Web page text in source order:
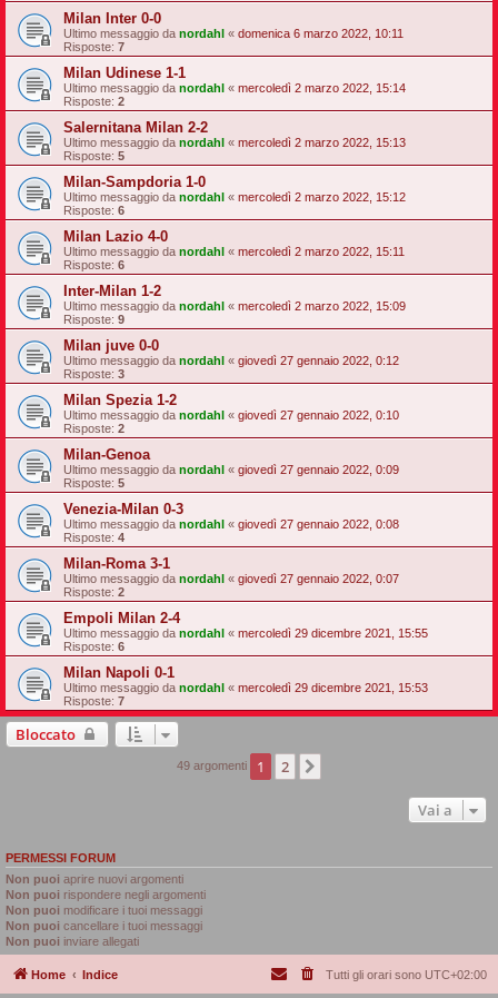
Milan Inter 0-0
Ultimo messaggio da nordahl « domenica 6 marzo 2022, 10:11
Risposte: 7
Milan Udinese 1-1
Ultimo messaggio da nordahl « mercoledì 2 marzo 2022, 15:14
Risposte: 2
Salernitana Milan 2-2
Ultimo messaggio da nordahl « mercoledì 2 marzo 2022, 15:13
Risposte: 5
Milan-Sampdoria 1-0
Ultimo messaggio da nordahl « mercoledì 2 marzo 2022, 15:12
Risposte: 6
Milan Lazio 4-0
Ultimo messaggio da nordahl « mercoledì 2 marzo 2022, 15:11
Risposte: 6
Inter-Milan 1-2
Ultimo messaggio da nordahl « mercoledì 2 marzo 2022, 15:09
Risposte: 9
Milan juve 0-0
Ultimo messaggio da nordahl « giovedì 27 gennaio 2022, 0:12
Risposte: 3
Milan Spezia 1-2
Ultimo messaggio da nordahl « giovedì 27 gennaio 2022, 0:10
Risposte: 2
Milan-Genoa
Ultimo messaggio da nordahl « giovedì 27 gennaio 2022, 0:09
Risposte: 5
Venezia-Milan 0-3
Ultimo messaggio da nordahl « giovedì 27 gennaio 2022, 0:08
Risposte: 4
Milan-Roma 3-1
Ultimo messaggio da nordahl « giovedì 27 gennaio 2022, 0:07
Risposte: 2
Empoli Milan 2-4
Ultimo messaggio da nordahl « mercoledì 29 dicembre 2021, 15:55
Risposte: 6
Milan Napoli 0-1
Ultimo messaggio da nordahl « mercoledì 29 dicembre 2021, 15:53
Risposte: 7
Bloccato
49 argomenti 1 2
Vai a
PERMESSI FORUM
Non puoi aprire nuovi argomenti
Non puoi rispondere negli argomenti
Non puoi modificare i tuoi messaggi
Non puoi cancellare i tuoi messaggi
Non puoi inviare allegati
Home Indice Tutti gli orari sono UTC+02:00